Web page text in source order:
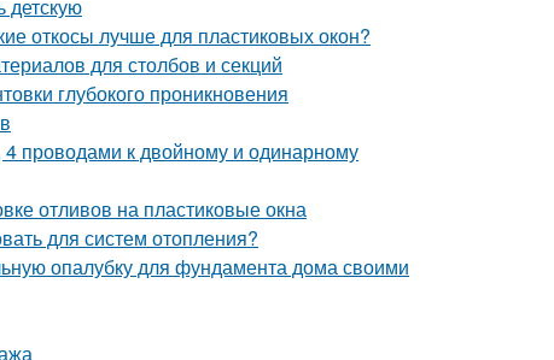
детскую
откосы лучше для пластиковых окон?
для столбов и секций
глубокого проникновения
проводами к двойному и одинарному
отливов на пластиковые окна
для систем отопления?
опалубку для фундамента дома своими